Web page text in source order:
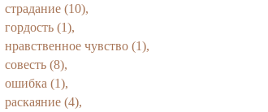
страдание (10),
гордость (1),
нравственное чувство (1),
совесть (8),
ошибка (1),
раскаяние (4),